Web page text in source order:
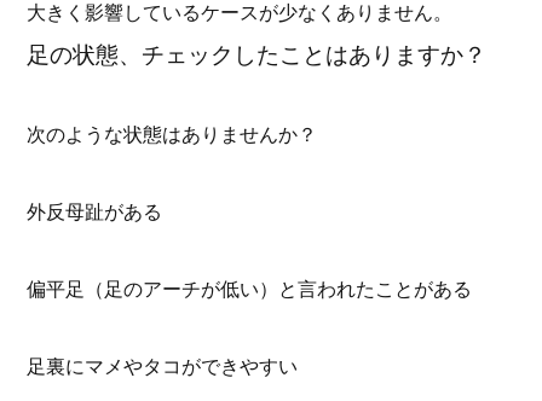
大きく影響しているケースが少なくありません。
足の状態、チェックしたことはありますか？
次のような状態はありませんか？
外反母趾がある
偏平足（足のアーチが低い）と言われたことがある
足裏にマメやタコができやすい